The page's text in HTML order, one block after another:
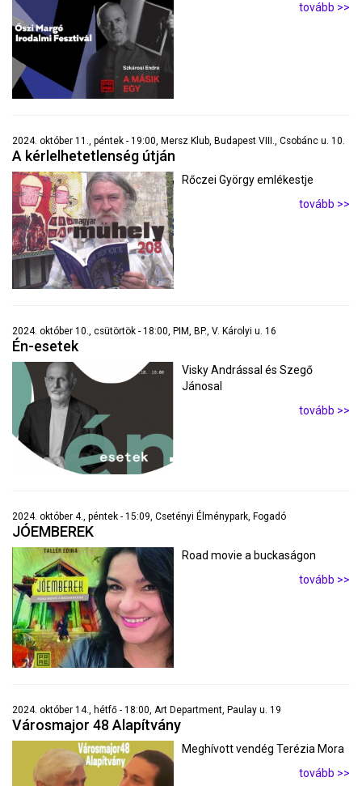
tovább >>
2024. október 11., péntek - 19:00, Mersz Klub, Budapest VIII., Csobánc u. 10.
A kérlelhetetlenség útján
Rőczei György emlékestje
tovább >>
2024. október 10., csütörtök - 18:00, PIM, BP., V. Károlyi u. 16
Én-esetek
Visky Andrással és Szegő
Jánosal
tovább >>
2024. október 4., péntek - 15:09, Csetényi Élménypark, Fogadó
JÓEMBEREK
Road movie a buckaságon
tovább >>
2024. október 14., hétfő - 18:00, Art Department, Paulay u. 19
Városmajor 48 Alapítvány
Meghívott vendég Terézia Mora
tovább >>